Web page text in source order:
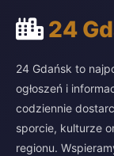
24
24 Gdańsk to
ogłoszeń i
codziennie
sporcie, kulturze
regionu.